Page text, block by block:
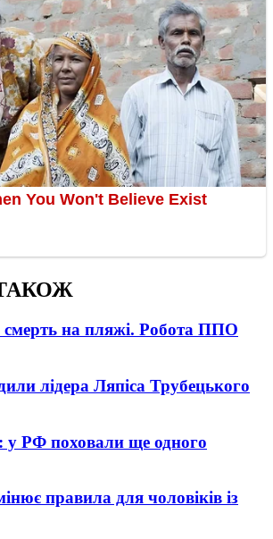
на пляжі. Робота ППО
лідера Ляпіса Трубецького
у РФ поховали ще одного
правила для чоловіків із